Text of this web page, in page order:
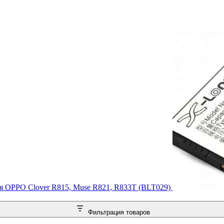
OPPO Clover R815, Muse R821, R833T (BLT029)
Фильтрация товаров